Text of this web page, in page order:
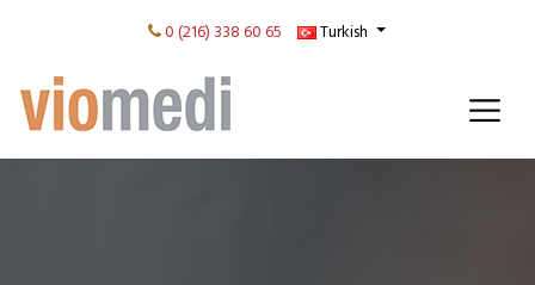
0 (216) 338 60 65 Turkish